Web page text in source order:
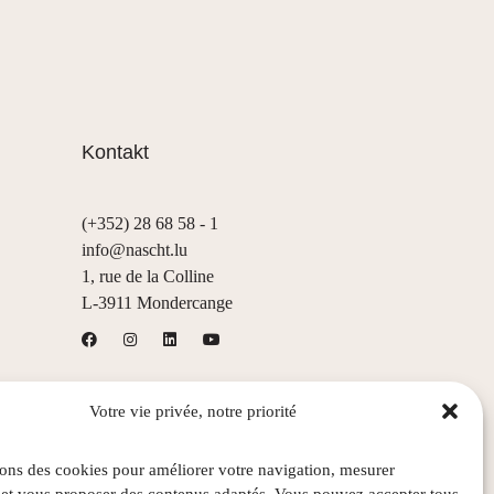
Votre vie privée, notre priorité
des cookies pour améliorer votre navigation, mesurer
Kontakt
(+352) 28 68 58 - 1
info@nascht.lu
1, rue de la Colline
L-3911 Mondercange